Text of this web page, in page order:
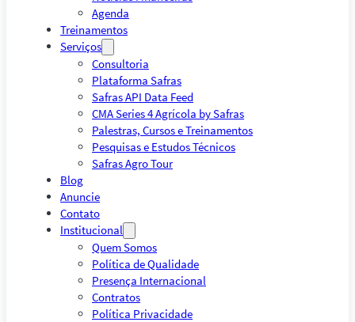
Agenda
Treinamentos
Serviços
Consultoria
Plataforma Safras
Safras API Data Feed
CMA Series 4 Agrícola by Safras
Palestras, Cursos e Treinamentos
Pesquisas e Estudos Técnicos
Safras Agro Tour
Blog
Anuncie
Contato
Institucional
Quem Somos
Política de Qualidade
Presença Internacional
Contratos
Política Privacidade